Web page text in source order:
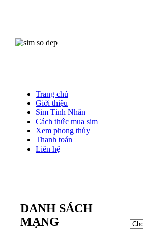
Trang chủ
Giới thiệu
Sim Tình Nhân
Cách thức mua sim
Xem phong thủy
Thanh toán
Liên hệ
DANH SÁCH
MẠNG